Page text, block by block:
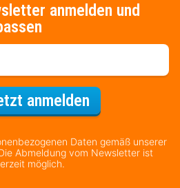
anmelden und
anmeldenFür den
Daten gemäß unserer
Abmeldung vom Newsletter ist
möglich.